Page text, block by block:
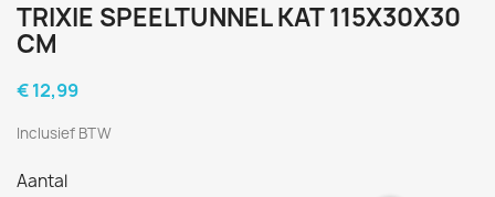
TRIXIE SPEELTUNNEL KAT 115X30X30
CM
€ 12,99
Inclusief BTW
Aantal